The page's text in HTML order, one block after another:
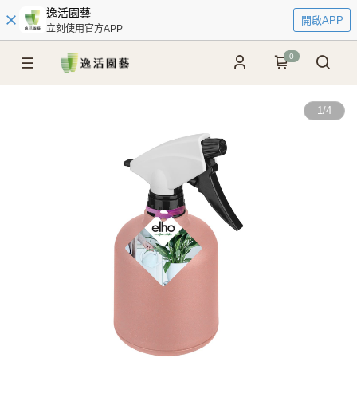
逸活園藝
立刻使用官方APP
開啟APP
0
1/4